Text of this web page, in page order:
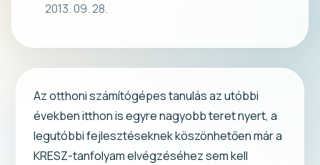
2013. 09. 28.
Az otthoni számítógépes tanulás az utóbbi
években itthon is egyre nagyobb teret nyert, a
legutóbbi fejlesztéseknek köszönhetően már a
KRESZ-tanfolyam elvégzéséhez sem kell